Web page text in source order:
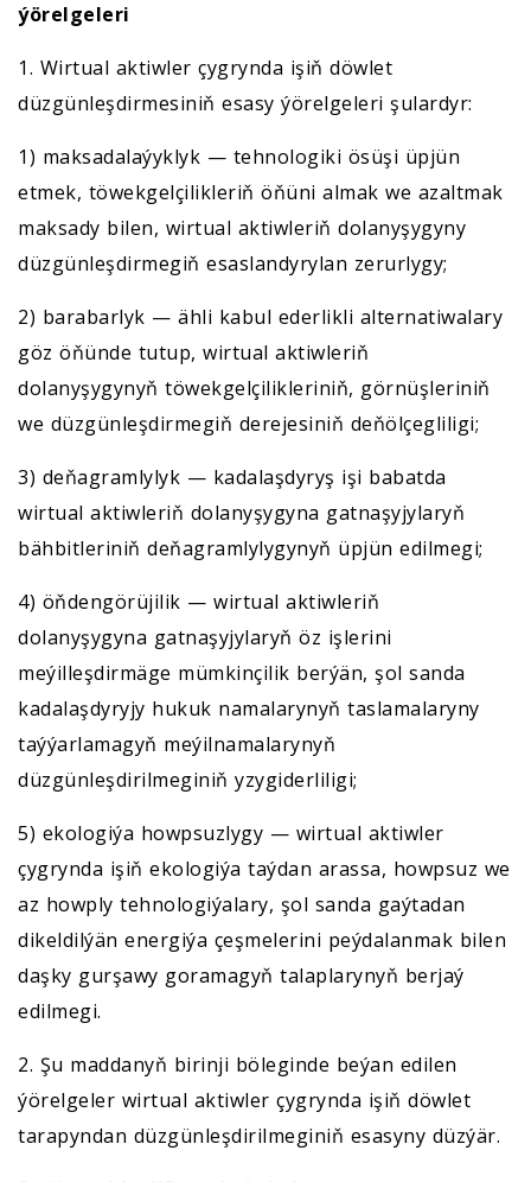
ýörelgeleri
1. Wirtual aktiwler çygrynda işiň döwlet
düzgünleşdirmesiniň esasy ýörelgeleri şulardyr:
1) maksadalaýyklyk — tehnologiki ösüşi üpjün
etmek, töwekgelçilikleriň öňüni almak we azaltmak
maksady bilen, wirtual aktiwleriň dolanyşygyny
düzgünleşdirmegiň esaslandyrylan zerurlygy;
2) barabarlyk — ähli kabul ederlikli alternatiwalary
göz öňünde tutup, wirtual aktiwleriň
dolanyşygynyň töwekgelçilikleriniň, görnüşleriniň
we düzgünleşdirmegiň derejesiniň deňölçegliligi;
3) deňagramlylyk — kadalaşdyryş işi babatda
wirtual aktiwleriň dolanyşygyna gatnaşyjylaryň
bähbitleriniň deňagramlylygynyň üpjün edilmegi;
4) öňdengörüjilik — wirtual aktiwleriň
dolanyşygyna gatnaşyjylaryň öz işlerini
meýilleşdirmäge mümkinçilik berýän, şol sanda
kadalaşdyryjy hukuk namalarynyň taslamalaryny
taýýarlamagyň meýilnamalarynyň
düzgünleşdirilmeginiň yzygiderliligi;
5) ekologiýa howpsuzlygy — wirtual aktiwler
çygrynda işiň ekologiýa taýdan arassa, howpsuz we
az howply tehnologiýalary, şol sanda gaýtadan
dikeldilýän energiýa çeşmelerini peýdalanmak bilen
daşky gurşawy goramagyň talaplarynyň berjaý
edilmegi.
2. Şu maddanyň birinji böleginde beýan edilen
ýörelgeler wirtual aktiwler çygrynda işiň döwlet
tarapyndan düzgünleşdirilmeginiň esasyny düzýär.